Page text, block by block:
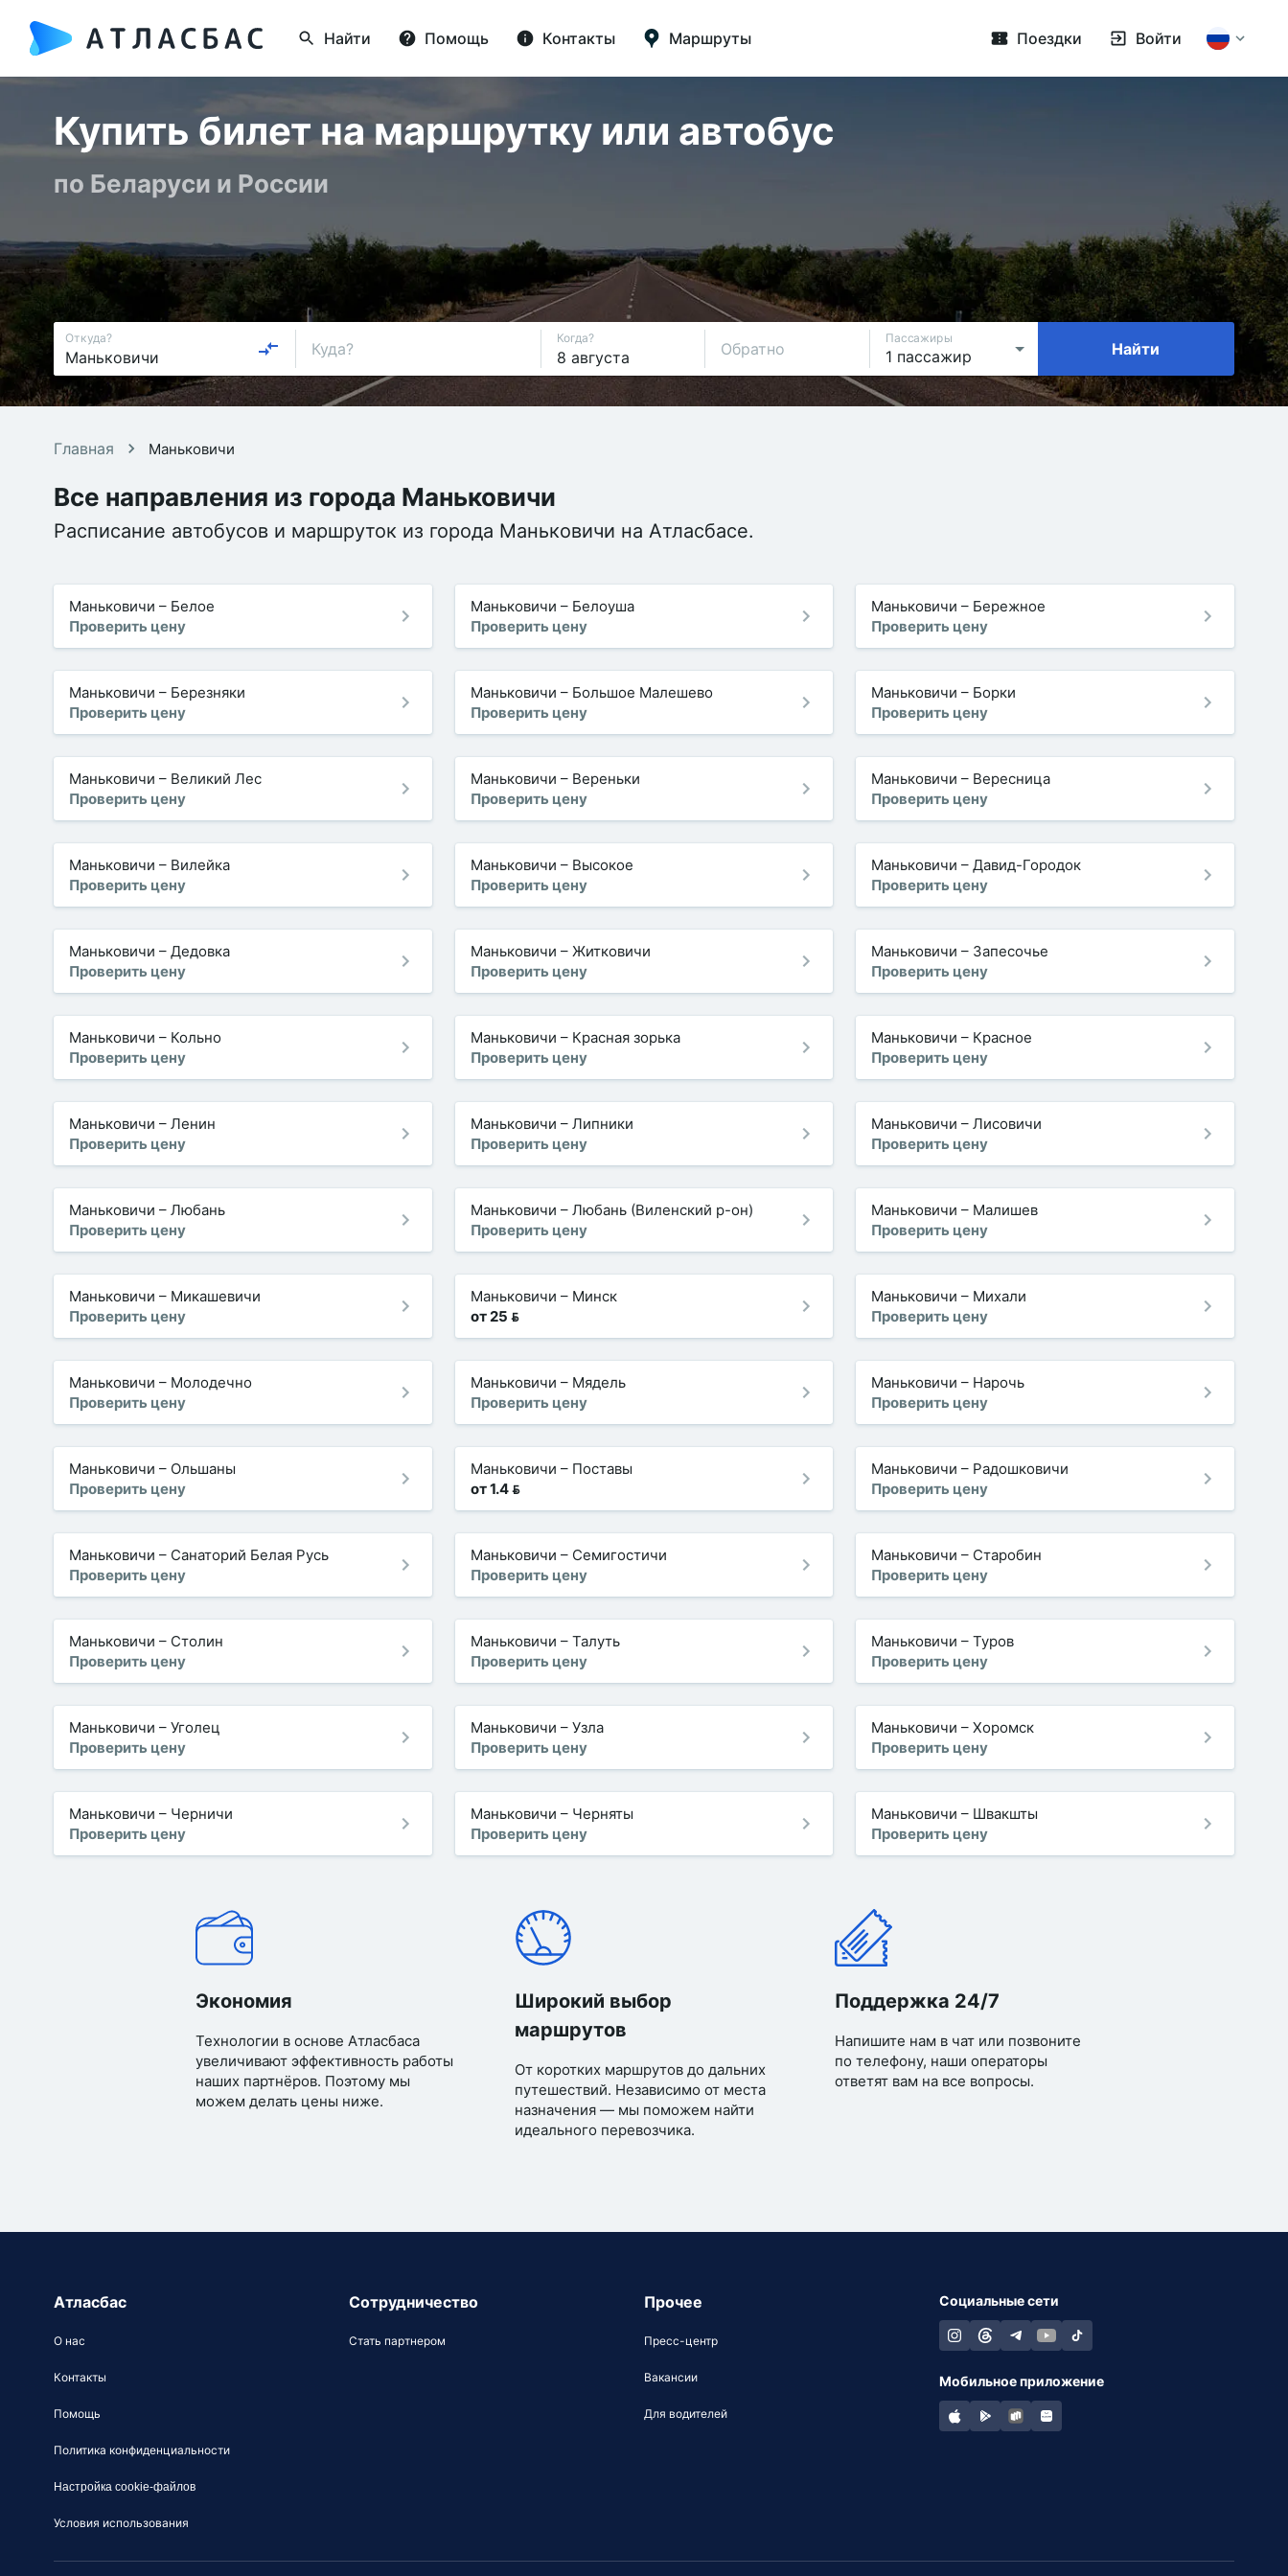
Найти Помощь Контакты Маршруты Поездки Войти
Купить билет на маршрутку или автобус
по Беларуси и России
Откуда?
Куда?
Когда?
Обратно
Пассажиры
Найти
Главная Маньковичи
Все направления из города Маньковичи
Расписание автобусов и маршруток из города Маньковичи на Атласбасе.
Маньковичи – Белое
Проверить цену
Маньковичи – Белоуша
Проверить цену
Маньковичи – Бережное
Проверить цену
Маньковичи – Березняки
Проверить цену
Маньковичи – Большое Малешево
Проверить цену
Маньковичи – Борки
Проверить цену
Маньковичи – Великий Лес
Проверить цену
Маньковичи – Вереньки
Проверить цену
Маньковичи – Вересница
Проверить цену
Маньковичи – Вилейка
Проверить цену
Маньковичи – Высокое
Проверить цену
Маньковичи –Давид-Городок
Проверить цену
Маньковичи – Дедовка
Проверить цену
Маньковичи – Житковичи
Проверить цену
Маньковичи – Запесочье
Проверить цену
Маньковичи – Кольно
Проверить цену
Маньковичи – Красная зорька
Проверить цену
Маньковичи – Красное
Проверить цену
Маньковичи – Ленин
Проверить цену
Маньковичи – Липники
Проверить цену
Маньковичи –Лисовичи
Проверить цену
Маньковичи – Любань
Проверить цену
Маньковичи – Любань (Виленский р-он)
Проверить цену
Маньковичи – Малишев
Проверить цену
Маньковичи – Микашевичи
Проверить цену
Маньковичи – Минск
от 25 
Маньковичи – Михали
Проверить цену
Маньковичи – Молодечно
Проверить цену
Маньковичи – Мядель
Проверить цену
Маньковичи – Нарочь
Проверить цену
Маньковичи – Ольшаны
Проверить цену
Маньковичи – Поставы
от 1.4 
Маньковичи – Радошковичи
Проверить цену
Маньковичи – Санаторий Белая Русь
Проверить цену
Маньковичи – Семигостичи
Проверить цену
Маньковичи – Старобин
Проверить цену
Маньковичи – Столин
Проверить цену
Маньковичи – Талуть
Проверить цену
Маньковичи –Туров
Проверить цену
Маньковичи – Уголец
Проверить цену
Маньковичи – Узла
Проверить цену
Маньковичи –Хоромск
Проверить цену
Маньковичи – Черничи
Проверить цену
Маньковичи – Черняты
Проверить цену
Маньковичи – Швакшты
Проверить цену
Экономия
Технологии в основе Атласбаса
увеличивают эффективность работы
наших партнёров. Поэтому мы
можем делать цены ниже.
Широкий выбор
маршрутов
От коротких маршрутов до дальних
путешествий. Независимо от места
назначения — мы поможем найти
идеального перевозчика.
Поддержка 24/7
Напишите нам в чат или позвоните
по телефону, наши операторы
ответят вам на все вопросы.
Атласбас
О нас
Контакты
Помощь
Политика конфиденциальности
Настройка cookie-файлов
Условия использования
Сотрудничество
Стать партнером
Прочее
Пресс-центр
Вакансии
Для водителей
Социальные сети
Мобильное приложение